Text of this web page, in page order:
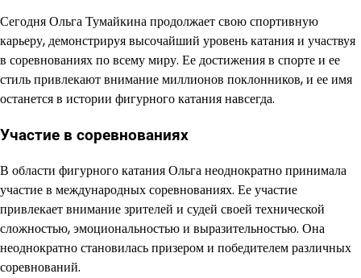
Сегодня Ольга Тумайкина продолжает свою спортивную
карьеру, демонстрируя высочайший уровень катания и участвуя
в соревнованиях по всему миру. Ее достижения в спорте и ее
стиль привлекают внимание миллионов поклонников, и ее имя
останется в истории фигурного катания навсегда.
Участие в соревнованиях
В области фигурного катания Ольга неоднократно принимала
участие в международных соревнованиях. Ее участие
привлекает внимание зрителей и судей своей технической
сложностью, эмоциональностью и выразительностью. Она
неоднократно становилась призером и победителем различных
соревнований.